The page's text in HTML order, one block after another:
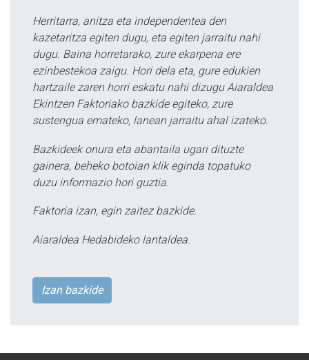
Herritarra, anitza eta independentea den
kazetaritza egiten dugu, eta egiten jarraitu nahi
dugu. Baina horretarako, zure ekarpena ere
ezinbestekoa zaigu. Hori dela eta, gure edukien
hartzaile zaren horri eskatu nahi dizugu Aiaraldea
Ekintzen Faktoriako bazkide egiteko, zure
sustengua emateko, lanean jarraitu ahal izateko.
Bazkideek onura eta abantaila ugari dituzte
gainera, beheko botoian klik eginda topatuko
duzu informazio hori guztia.
Faktoria izan, egin zaitez bazkide.
Aiaraldea Hedabideko lantaldea.
Izan bazkide